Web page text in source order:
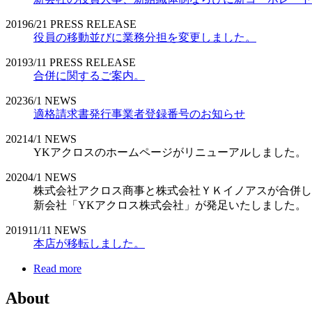
20196/21 PRESS RELEASE
役員の移動並びに業務分担を変更しました。
20193/11 PRESS RELEASE
合併に関するご案内。
20236/1 NEWS
適格請求書発行事業者登録番号のお知らせ
20214/1 NEWS
YKアクロスのホームページがリニューアルしました。
20204/1 NEWS
株式会社アクロス商事と株式会社ＹＫイノアスが合併
新会社「YKアクロス株式会社」が発足いたしました。
201911/11 NEWS
本店が移転しました。
Read more
About